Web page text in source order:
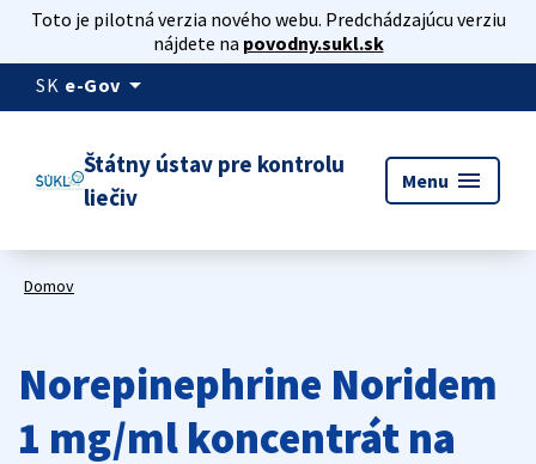
Toto je pilotná verzia nového webu. Predchádzajúcu verziu
nájdete na povodny.sukl.sk
SK e-Gov arrow_drop_down
Štátny ústav pre kontrolu
liečiv
Menu menu
Domov
Norepinephrine Noridem
1 mg/ml koncentrát na